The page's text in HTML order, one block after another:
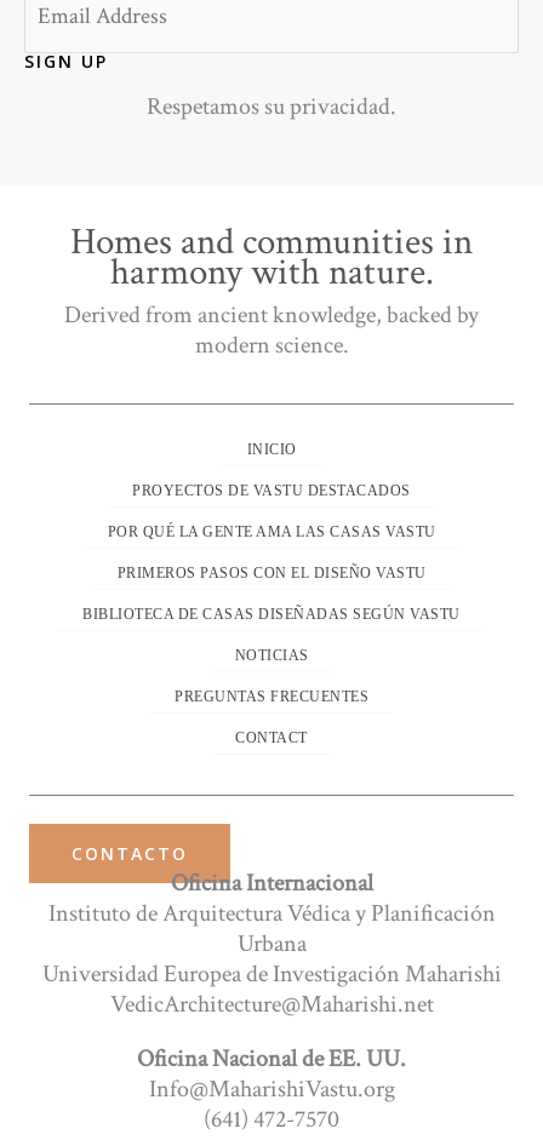
SIGN UP
Respetamos su privacidad.
Homes and communities in
harmony with nature.
Derived from ancient knowledge, backed by
modern science.
INICIO
PROYECTOS DE VASTU DESTACADOS
POR QUÉ LA GENTE AMA LAS CASAS VASTU
PRIMEROS PASOS CON EL DISEÑO VASTU
BIBLIOTECA DE CASAS DISEÑADAS SEGÚN VASTU
NOTICIAS
PREGUNTAS FRECUENTES
CONTACT
CONTACTO
Oficina Internacional
Instituto de Arquitectura Védica y Planificación
Urbana
Universidad Europea de Investigación Maharishi
VedicArchitecture@Maharishi.net
Oficina Nacional de EE. UU.
Info@MaharishiVastu.org
(641) 472-7570